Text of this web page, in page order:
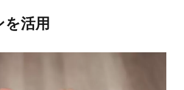
を活用